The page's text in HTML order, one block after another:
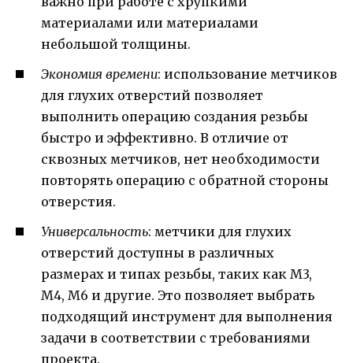
материалами или материалами
небольшой толщины.
Экономия времени: использование метчиков
для глухих отверстий позволяет
выполнить операцию создания резьбы
быстро и эффективно. В отличие от
сквозных метчиков, нет необходимости
повторять операцию с обратной стороны
отверстия.
Универсальность: метчики для глухих
отверстий доступны в различных
размерах и типах резьбы, таких как М3,
М4, М6 и другие. Это позволяет выбрать
подходящий инструмент для выполнения
задачи в соответствии с требованиями
проекта.